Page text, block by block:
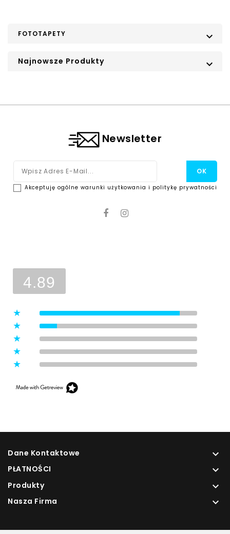
FOTOTAPETY 
Najnowsze Produkty 
Newsletter
Akceptuję ogólne warunki użytkowania i politykę prywatności
4.89
Dane Kontaktowe 
PŁATNOŚCI 
Produkty 
Nasza Firma 